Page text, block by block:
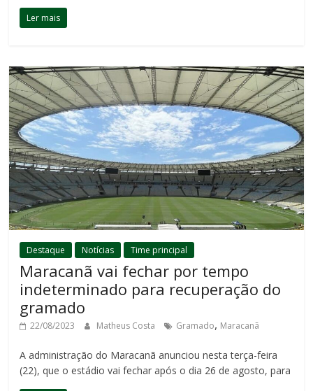
Ler mais
Destaque Notícias Time principal
Maracanã vai fechar por tempo
indeterminado para recuperação do
gramado
22/08/2023 Matheus Costa Gramado, Maracanã
A administração do Maracanã anunciou nesta terça-feira
(22), que o estádio vai fechar após o dia 26 de agosto, para